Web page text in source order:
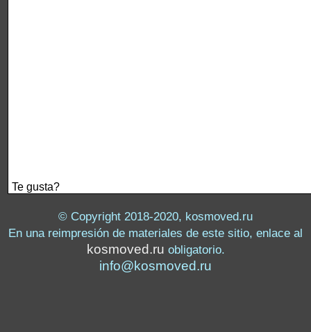
Te gusta?
© Copyright 2018-2020, kosmoved.ru
En una reimpresión de materiales de este sitio, enlace al
kosmoved.ru obligatorio.
info@kosmoved.ru